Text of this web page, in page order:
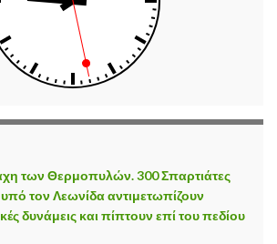
των Θερμοπυλών. 300 Σπαρτιάτες
υπό τον Λεωνίδα αντιμετωπίζουν
δυνάμεις και πίπτουν επί του πεδίου